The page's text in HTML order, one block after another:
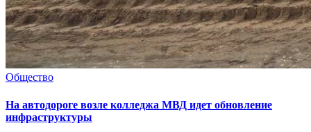
Общество
На автодороге возле колледжа МВД идет обновление
инфраструктуры